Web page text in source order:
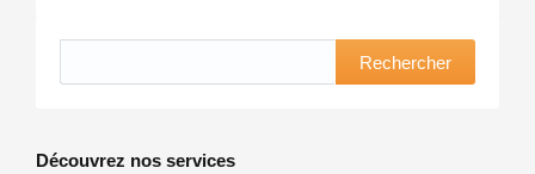
Rechercher
Découvrez nos services